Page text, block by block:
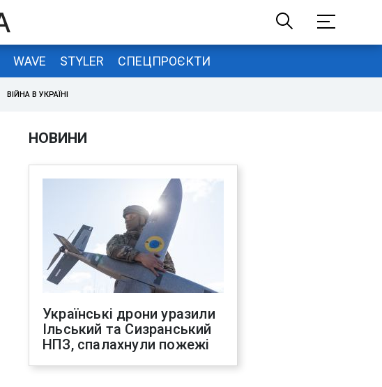
WAVE STYLER СПЕЦПРОЄКТИ
ВІЙНА В УКРАЇНІ
НОВИНИ
Українські дрони уразили
Ільський та Сизранський
НПЗ, спалахнули пожежі